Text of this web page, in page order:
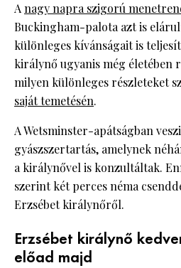
Anagy napra szigorú
Buckingham-palota azt is
különleges kívánságait is
királynő ugyanis még életében
milyen különleges részleteket
saját temetésén.
A Wetsminster-apátságban
gyászszertartás, amelynek
a királynővel is konzultáltak.
szerint két perces néma
Erzsébet királynőről.
Erzsébet királynő
előad majd